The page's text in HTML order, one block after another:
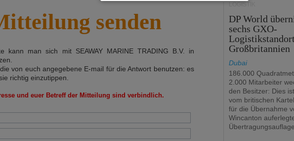
senden
kann man sich mit SEAWAY MARINE TRADING B.V.
in
von euch angegebene E-mail für die Antwort benutzen: es
richtig einzutippen.
und euer Betreff der Mitteilung sind verbindlich.
LOGISTIK
DP World
sechs GXO-
Großbritannien
Dubai
186.000
2.000 Mitarbeiter
den Besitzer: Dies
vom britischen
für die Übernahme
Wincanton
Übertragungsauflage.